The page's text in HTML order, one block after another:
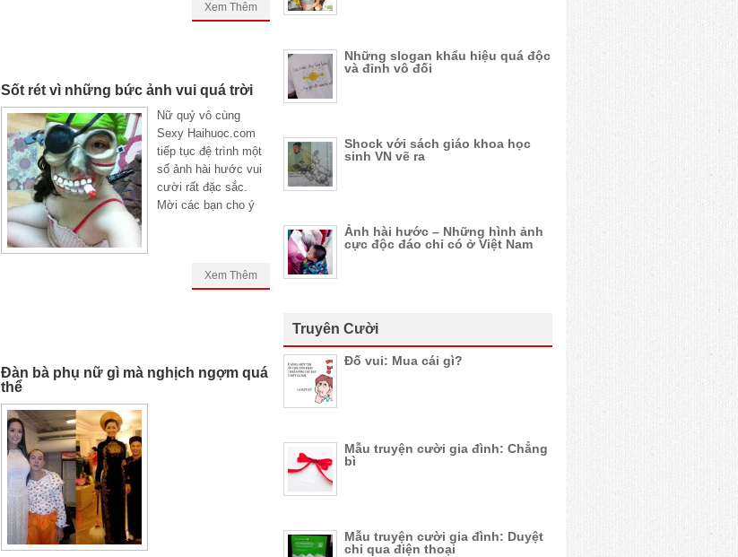
Xem Thêm
Sốt rét vì những bức ảnh vui quá trời
Nữ quỷ vô cùng
Sexy Haihuoc.com
tiếp tục đệ trình một
số ảnh hài hước vui
cười rất đặc sắc.
Mời các bạn cho ý
Xem Thêm
Đàn bà phụ nữ gì mà nghịch ngợm quá
thể
Những slogan khẩu hiệu quá độc
và đỉnh vô đối
Shock với sách giáo khoa học
sinh VN vẽ ra
Ảnh hài hước – Những hình ảnh
cực độc đáo chỉ có ở Việt Nam
Truyên Cười
Đố vui: Mua cái gì?
Mẫu truyện cười gia đình: Chẳng
bì
Mẫu truyện cười gia đình: Duyệt
chi qua điện thoại